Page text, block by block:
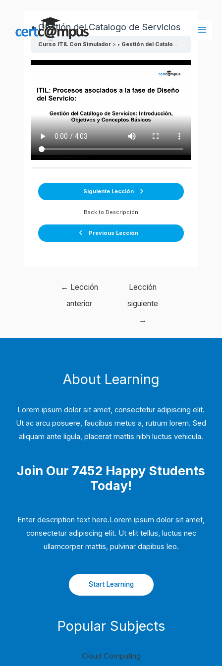
contenido
• Gestión del Catalogo de Servicios
Curso ITIL Con Simulador • Gestión del Catalogo de Servicios
Previous Lección
Back to Descripción
Siguiente Lección
Navegación
← Lección
anterior
Lección
siguiente
→
About Learning
Lorem ipsum dolor sit amet, consectetur adipiscing elit.
Ut ac arcu posuere, faucibus metus a, rutrum lorem. Sed
aliquam ante ligula, placerat mattis nibh luctus vehicula.
Join Our 7452 Happy Students​
Today!
Enter description text here.Lorem ipsum dolor sit amet,
consectetur adipiscing elit. Ut elit tellus, luctus nec
ullamcorper mattis, pulvinar dapibus leo.​
Start Learning
Popular Subjects
Cloud Computing